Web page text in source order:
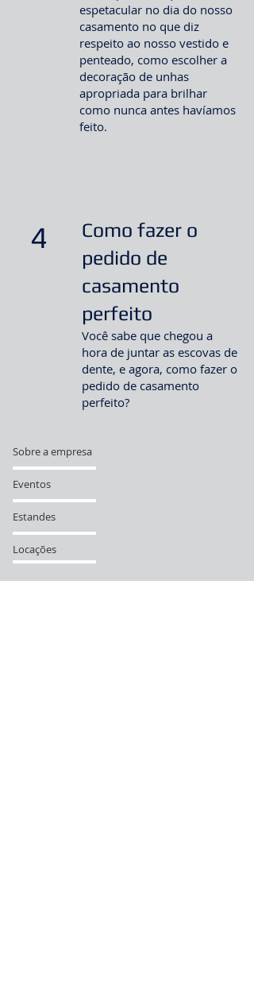
espetacular no dia do nosso
casamento no que diz
respeito ao nosso vestido e
penteado, como escolher a
decoração de unhas
apropriada para brilhar
como nunca antes havíamos
feito.
4
Como fazer o
pedido de
casamento
perfeito
Você sabe que chegou a
hora de juntar as escovas de
dente, e agora, como fazer o
pedido de casamento
perfeito?
Sobre a empresa
Eventos
Estandes
Locações
Clientes